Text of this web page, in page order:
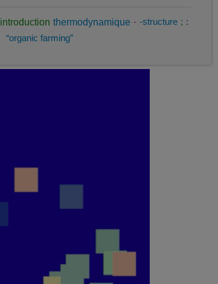
introduction thermodynamique - -structure ; :
“organic farming”